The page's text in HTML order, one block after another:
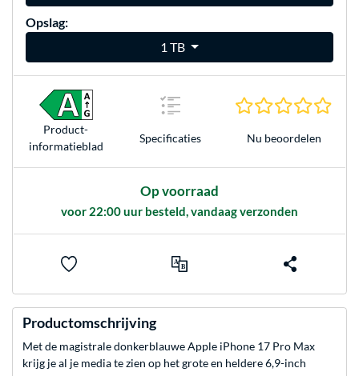
Opslag:
1 TB
Product­
informatieblad
Specificaties Nu beoordelen
Op voorraad
voor 22:00 uur besteld, vandaag verzonden
Productomschrijving
Met de magistrale donkerblauwe Apple iPhone 17 Pro Max
krijg je al je media te zien op het grote en heldere 6,9-inch